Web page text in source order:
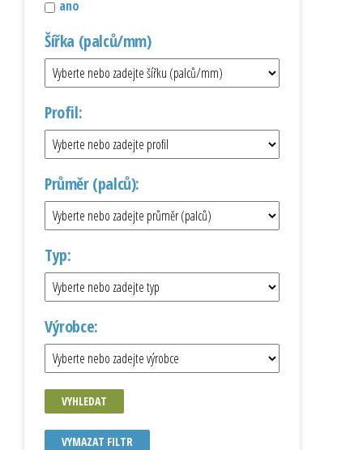
ano
Šířka (palců/mm)
Profil:
Průměr (palců):
Typ:
Výrobce:
VYHLEDAT
VYMAZAT FILTR